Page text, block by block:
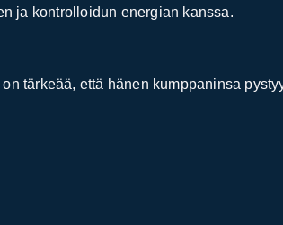
ja kontrolloidun energian kanssa.
tärkeää, että hänen kumppaninsa